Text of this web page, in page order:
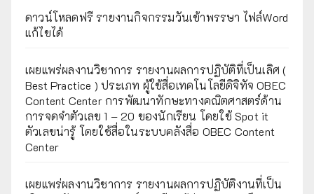
ดาวน์โหลดฟรี รายงานกิจกรรมวันเข้าพรรษา ไฟล์Word
แก้ไขได้
เผยแพร่ผลงานวิชาการ รายงานผลการปฏิบัติที่เป็นเลิศ (
Best Practice ) ประเภท ผู้ใช้สื่อเทคโนโลยีดิจิทัจ OBEC
Content Center การพัฒนาทักษะทางคณิตศาสตร์ด้าน
การจดจำตัวเลข 1 – 20 ของนักเรียน โดยใช้ Spot it
ตัวเลขน่ารู้ โดยใช้สื่อในระบบคลังสื่อ OBEC Content
Center
เผยแพร่ผลงานวิชาการ รายงานผลการปฏิบัติงานที่เป็น